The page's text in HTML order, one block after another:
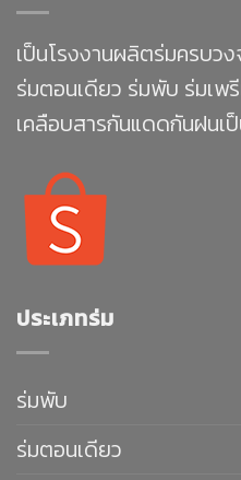
เป็นโรงงานผลิตร่มครบว
ร่มตอนเดียว ร่มพับ ร่มเพ
เคลือบสารกันแดดกันฝนเ
ประเภทร่ม
ร่มพับ
ร่มตอนเดียว